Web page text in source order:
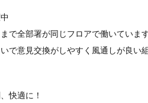
で全部署が同じフロアで働いていま
で意見交換がしやすく風通しが良い
快適に！